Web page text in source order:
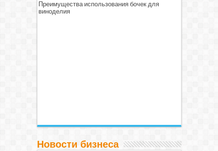
Преимущества использования бочек для
виноделия
Новости бизнеса